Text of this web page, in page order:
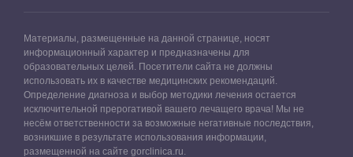
Материалы, размещенные на данной странице, носят
информационный характер и предназначены для
образовательных целей. Посетители сайта не должны
использовать их в качестве медицинских рекомендаций.
Определение диагноза и выбор методики лечения остается
исключительной прерогативой вашего лечащего врача! Мы не
несём ответственности за возможные негативные последствия,
возникшие в результате использования информации,
размещенной на сайте gorclinica.ru.